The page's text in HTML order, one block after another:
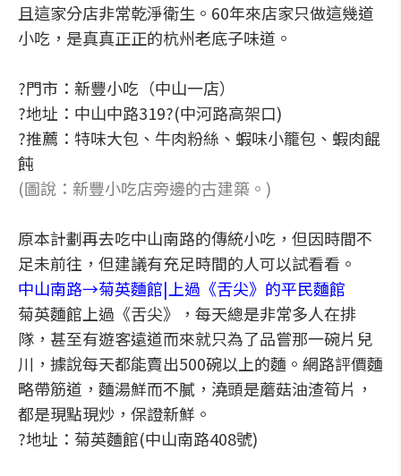
且這家分店非常乾淨衛生。60年來店家只做這幾道
小吃，是真真正正的杭州老底子味道。
?門市：新豐小吃（中山一店）
?地址：中山中路319?(中河路高架口)
?推薦：特味大包、牛肉粉絲、蝦味小籠包、蝦肉餛
飩
(圖說：新豐小吃店旁邊的古建築。)
原本計劃再去吃中山南路的傳統小吃，但因時間不
足未前往，但建議有充足時間的人可以試看看。
中山南路→菊英麵館|上過《舌尖》的平民麵館
菊英麵館上過《舌尖》，每天總是非常多人在排
隊，甚至有遊客遠道而來就只為了品嘗那一碗片兒
川，據說每天都能賣出500碗以上的麵。網路評價麵
略帶筋道，麵湯鮮而不膩，澆頭是蘑菇油渣筍片，
都是現點現炒，保證新鮮。
?地址：菊英麵館(中山南路408號)